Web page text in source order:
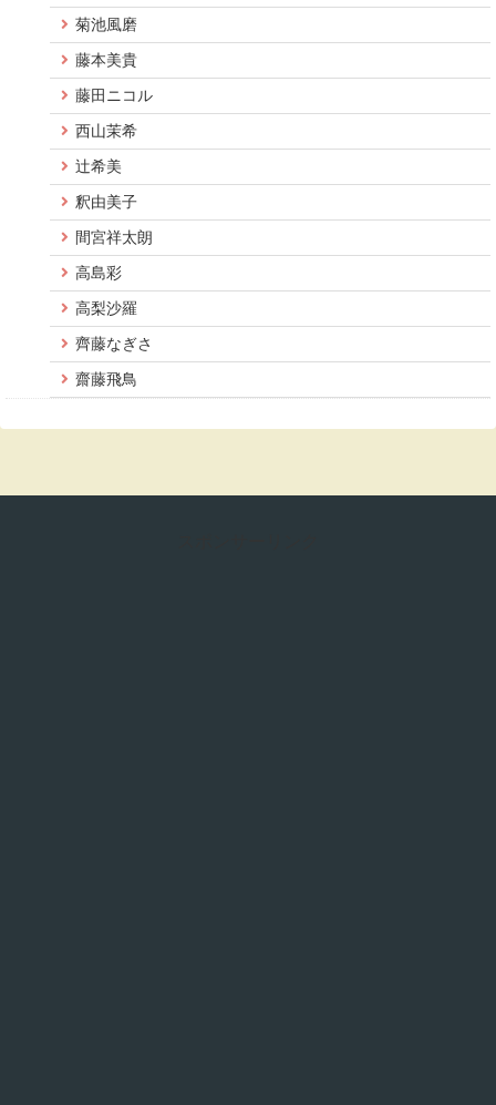
菊池風磨
藤本美貴
藤田ニコル
西山茉希
辻希美
釈由美子
間宮祥太朗
高島彩
高梨沙羅
齊藤なぎさ
齋藤飛鳥